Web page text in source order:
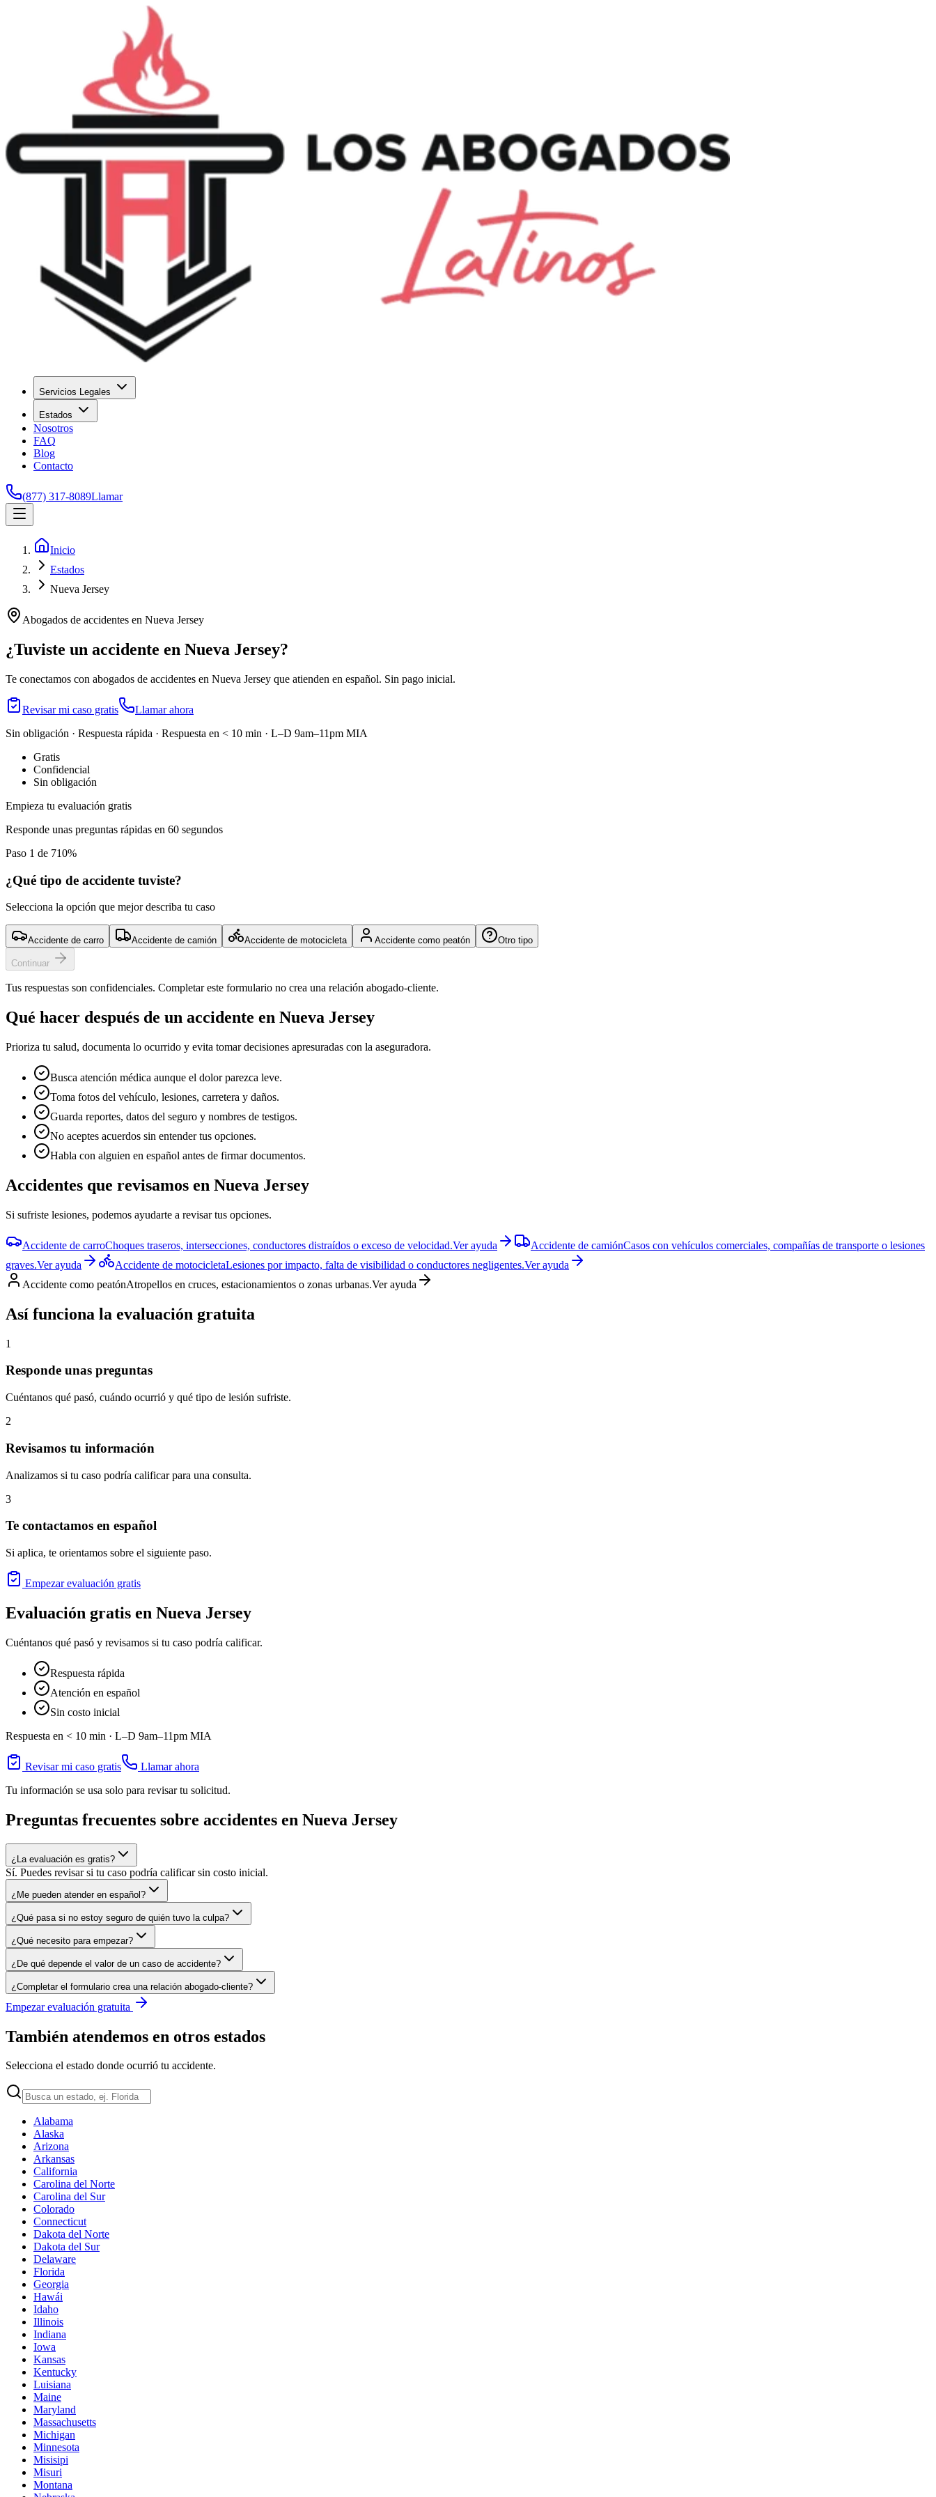
Servicios Legales
Estados
Nosotros
FAQ
Blog
Contacto
(877) 317-8089Llamar
Inicio
Estados
Nueva Jersey
Abogados de accidentes en Nueva Jersey
¿Tuviste un accidente en Nueva Jersey?
Te conectamos con abogados de accidentes en Nueva Jersey que atienden en español. Sin pago inicial.
Revisar mi caso gratis
Llamar ahora
Sin obligación · Respuesta rápida · Respuesta en < 10 min · L–D 9am–11pm MIA
Gratis
Confidencial
Sin obligación
Empieza tu evaluación gratis
Responde unas preguntas rápidas en 60 segundos
Paso 1 de 710%
¿Qué tipo de accidente tuviste?
Selecciona la opción que mejor describa tu caso
Accidente de carro Accidente de camión Accidente de motocicleta Accidente como peatón Otro tipo
Continuar
Tus respuestas son confidenciales. Completar este formulario no crea una relación abogado-cliente.
Qué hacer después de un accidente en Nueva Jersey
Prioriza tu salud, documenta lo ocurrido y evita tomar decisiones apresuradas con la aseguradora.
Busca atención médica aunque el dolor parezca leve.
Toma fotos del vehículo, lesiones, carretera y daños.
Guarda reportes, datos del seguro y nombres de testigos.
No aceptes acuerdos sin entender tus opciones.
Habla con alguien en español antes de firmar documentos.
Accidentes que revisamos en Nueva Jersey
Si sufriste lesiones, podemos ayudarte a revisar tus opciones.
Accidente de carroChoques traseros, intersecciones, conductores distraídos o exceso de velocidad.Ver ayuda Accidente de camiónCasos con vehículos comerciales, compañías de transporte o lesiones
graves.Ver ayuda Accidente de motocicletaLesiones por impacto, falta de visibilidad o conductores negligentes.Ver ayuda
Accidente como peatónAtropellos en cruces, estacionamientos o zonas urbanas.Ver ayuda
Así funciona la evaluación gratuita
1
Responde unas preguntas
Cuéntanos qué pasó, cuándo ocurrió y qué tipo de lesión sufriste.
2
Revisamos tu información
Analizamos si tu caso podría calificar para una consulta.
3
Te contactamos en español
Si aplica, te orientamos sobre el siguiente paso.
Empezar evaluación gratis
Evaluación gratis en Nueva Jersey
Cuéntanos qué pasó y revisamos si tu caso podría calificar.
Respuesta rápida
Atención en español
Sin costo inicial
Respuesta en < 10 min · L–D 9am–11pm MIA
Revisar mi caso gratis
Llamar ahora
Tu información se usa solo para revisar tu solicitud.
Preguntas frecuentes sobre accidentes en Nueva Jersey
¿La evaluación es gratis?
Sí. Puedes revisar si tu caso podría calificar sin costo inicial.
¿Me pueden atender en español?
¿Qué pasa si no estoy seguro de quién tuvo la culpa?
¿Qué necesito para empezar?
¿De qué depende el valor de un caso de accidente?
¿Completar el formulario crea una relación abogado-cliente?
Empezar evaluación gratuita
También atendemos en otros estados
Selecciona el estado donde ocurrió tu accidente.
Alabama
Alaska
Arizona
Arkansas
California
Carolina del Norte
Carolina del Sur
Colorado
Connecticut
Dakota del Norte
Dakota del Sur
Delaware
Florida
Georgia
Hawái
Idaho
Illinois
Indiana
Iowa
Kansas
Kentucky
Luisiana
Maine
Maryland
Massachusetts
Michigan
Minnesota
Misisipi
Misuri
Montana